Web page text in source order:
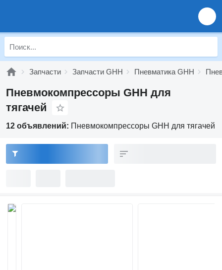
Запчасти Запчасти GHH Пневматика GHH
Пневмокомпрессоры GHH для
тягачей
12 объявлений: Пневмокомпрессоры GHH для тягачей